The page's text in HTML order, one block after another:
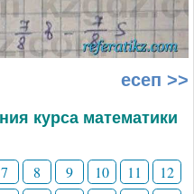
есеп >>
курса математики
7 8 9 10 11
12